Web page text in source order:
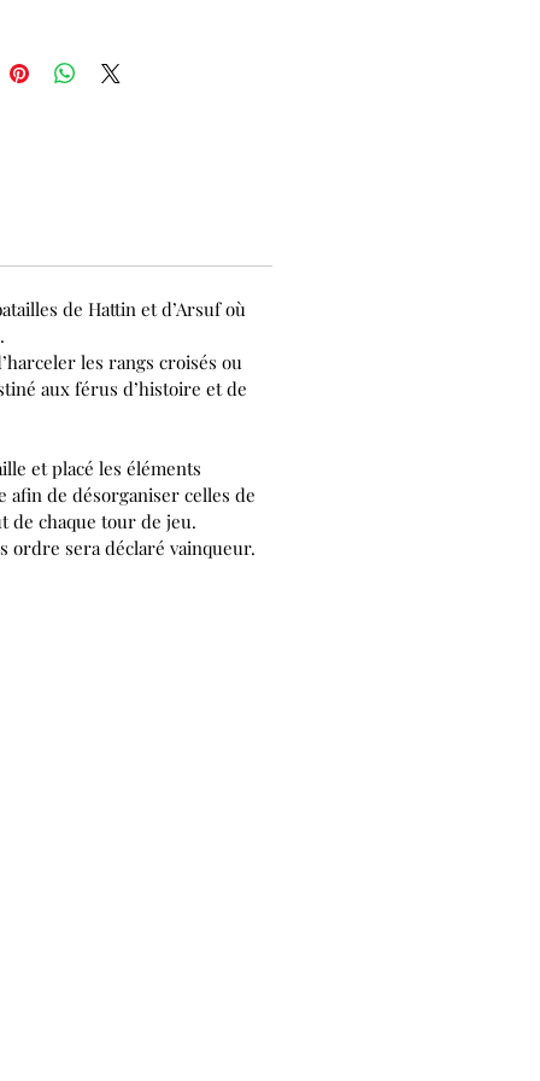
de Hattin et d’Arsuf où
les rangs croisés ou
aux férus d’histoire et de
et placé les éléments
afin de désorganiser celles de
de chaque tour de jeu.
ordre sera déclaré vainqueur.